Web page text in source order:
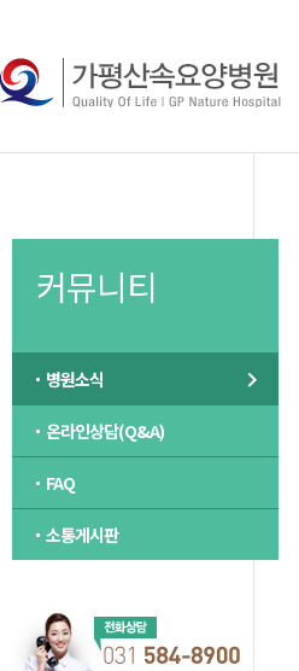
커뮤니티
병원소식
온라인상담(Q&A)
FAQ
소통게시판